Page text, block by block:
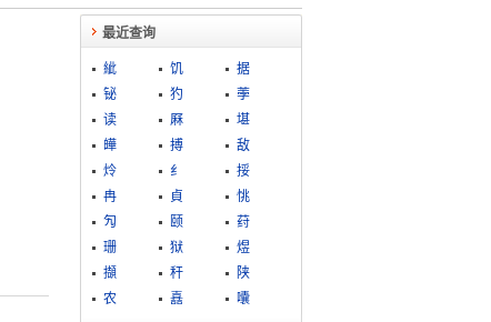
最近查询
紪 饥
据
铋
犳
荸
读
厤
堪
皣
搏
敌
炩
纟
挼
冉
貞
恌
勼
颐
荮
珊
狱
煜
擷
秆
陕
农
嚞 囔